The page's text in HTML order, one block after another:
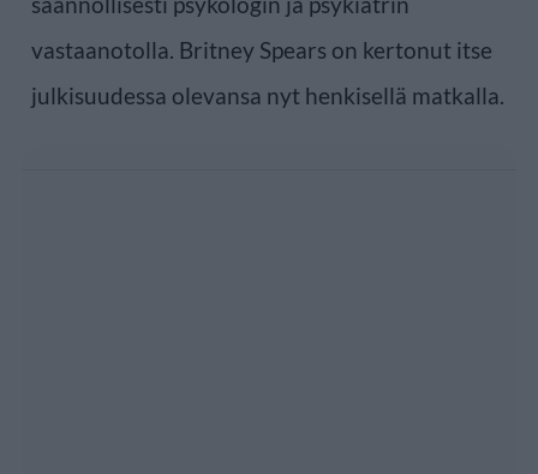
vastaanotolla. Britney Spears on kertonut itse
julkisuudessa olevansa nyt henkisellä matkalla.